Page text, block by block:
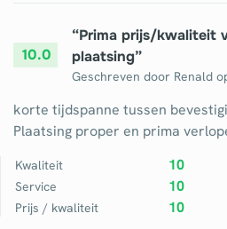
10.0
“Prima prijs/kwaliteit
plaatsing”
Geschreven door Renald
korte tijdspanne tussen
Plaatsing proper en prima
Kwaliteit 10
Service 10
Prijs / kwaliteit 10